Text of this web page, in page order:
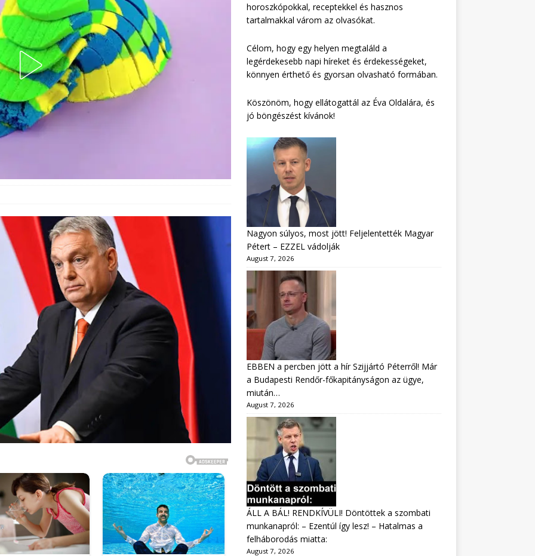
horoszkópokkal, receptekkel és hasznos
tartalmakkal várom az olvasókat.
Célom, hogy egy helyen megtaláld a
legérdekesebb napi híreket és érdekességeket,
könnyen érthető és gyorsan olvasható formában.
Köszönöm, hogy ellátogattál az Éva Oldalára, és
jó böngészést kívánok!
Nagyon súlyos, most jött! Feljelentették Magyar
Pétert – EZZEL vádolják
August 7, 2026
EBBEN a percben jött a hír Szijjártó Péterről! Már
a Budapesti Rendőr-főkapitányságon az ügye,
miután…
August 7, 2026
ÁLL A BÁL! RENDKÍVÜLI! Döntöttek a szombati
munkanapról: – Ezentúl így lesz! – Hatalmas a
felháborodás miatta:
August 7, 2026